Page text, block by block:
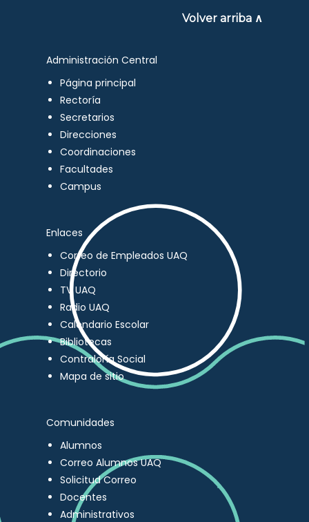
Volver arriba ∧
Administración Central
Página principal
Rectoría
Secretarios
Direcciones
Coordinaciones
Facultades
Campus
Enlaces
Correo de Empleados UAQ
Directorio
TV UAQ
Radio UAQ
Calendario Escolar
Bibliotecas
Contraloría Social
Mapa de sitio
Comunidades
Alumnos
Correo Alumnos UAQ
Solicitud Correo
Docentes
Administrativos